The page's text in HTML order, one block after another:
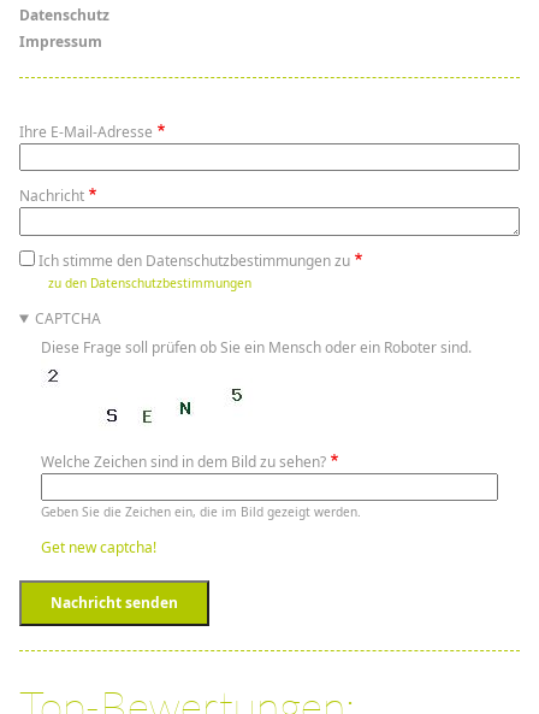
Datenschutz
Impressum
Ihre E-Mail-Adresse
Nachricht
Ich stimme den Datenschutzbestimmungen zu
zu den Datenschutzbestimmungen
CAPTCHA
Diese Frage soll prüfen ob Sie ein Mensch oder ein Roboter sind.
Welche Zeichen sind in dem Bild zu sehen?
Geben Sie die Zeichen ein, die im Bild gezeigt werden.
Get new captcha!
Nachricht senden